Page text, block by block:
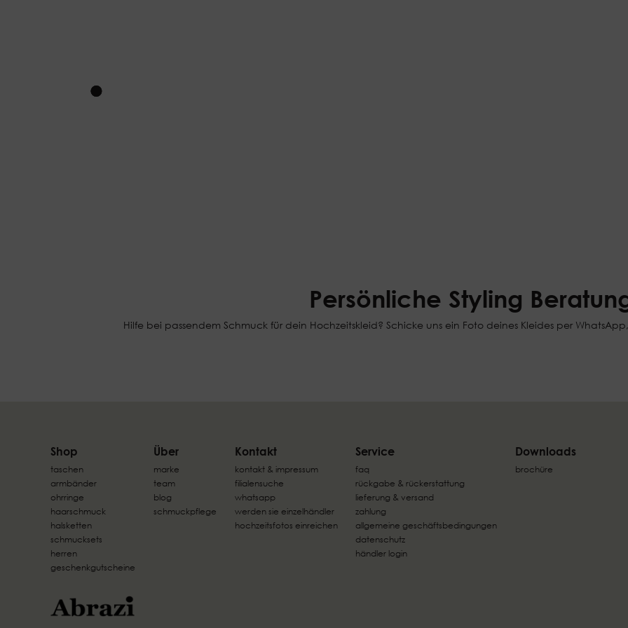
Persönliche Styling
Hilfe bei passendem Schmuck für dein Hochzeitskleid? Schicke uns ein Foto deines Kleides per
Shop
taschen
armbänder
ohrringe
haarschmuck
halsketten
schmucksets
herren
geschenkgutscheine
Über
marke
team
blog
schmuckpflege
Kontakt
kontakt & impressum
filialensuche
whatsapp
werden sie einzelhändler
hochzeitsfotos einreichen
Service
faq
rückgabe & rückerstattung
lieferung & versand
zahlung
allgemeine geschäftsbedingungen
datenschutz
händler login
Downloads
brochüre